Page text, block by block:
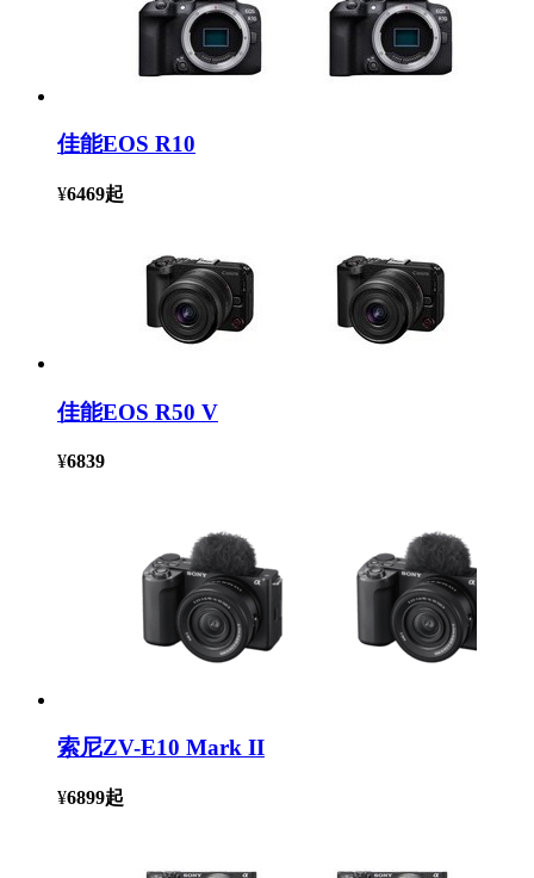
佳能EOS R10
¥6469起
佳能EOS R50 V
¥6839
索尼ZV-E10 Mark II
¥6899起